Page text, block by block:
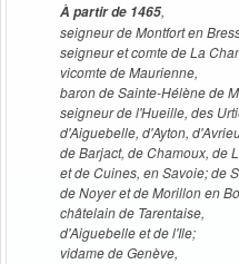
À partir de 1465,
seigneur de Montfort en
seigneur et comte de La
vicomte de Maurienne,
baron de Sainte-Hélène de
seigneur de l'Hueille, des
d'Aiguebelle, d'Ayton,
de Barjact, de Chamoux, de
et de Cuines, en Savoie; de
de Noyer et de Morillon en
châtelain de Tarentaise,
d'Aiguebelle et de l'Ile;
vidame de Genève,